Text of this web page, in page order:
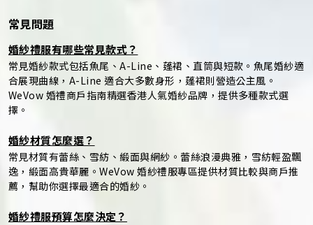
常見問題
婚紗禮服有哪些常見款式？
常見婚紗款式包括魚尾、A-Line、蓬裙、直筒與短款。魚尾婚紗適
合展現曲線，A-Line 適合大多數身形，蓬裙則營造公主風。
WeVow 婚禮商戶指南精選香港人氣婚紗品牌，提供多種款式選
擇。
婚紗材質怎麼選？
常見材質有蕾絲、雪紡、緞面與網紗。蕾絲浪漫典雅，雪紡輕盈飄
逸，緞面高貴華麗。WeVow 婚紗禮服專區提供材質比較與商戶推
薦，幫助你選擇最適合的婚紗。
婚紗禮服預算怎麼決定？